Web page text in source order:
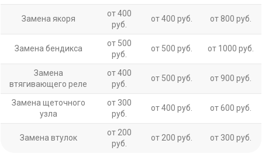
Замена якоря
от 400
руб.
от 400 руб. от 800 руб.
Замена бендикса
от 500
руб.
от 500 руб. от 1000 руб.
Замена
втягивающего реле
от 400
руб.
от 500 руб. от 900 руб.
Замена щеточного
узла
от 300
руб.
от 400 руб. от 600 руб.
Замена втулок
от 200
руб.
от 200 руб. от 300 руб.